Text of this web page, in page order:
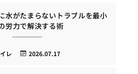
水がたまらないトラブルを最小
労力で解決する術
2026.07.17
レ